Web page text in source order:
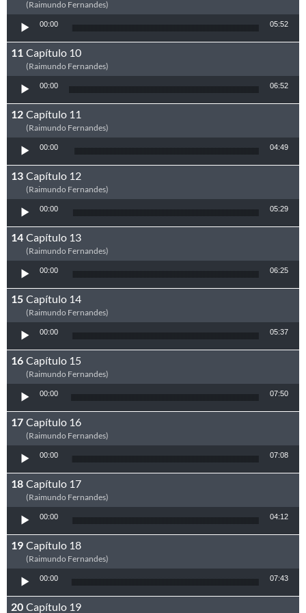
(Raimundo Fernandes)
Tocador de áudio
00:00 05:52
Capítulo 10
(Raimundo Fernandes)
Tocador de áudio
00:00 06:52
Capítulo 11
(Raimundo Fernandes)
Tocador de áudio
00:00 04:49
Capítulo 12
(Raimundo Fernandes)
Tocador de áudio
00:00 05:29
Capítulo 13
(Raimundo Fernandes)
Tocador de áudio
00:00 06:25
Capítulo 14
(Raimundo Fernandes)
Tocador de áudio
00:00 05:37
Capítulo 15
(Raimundo Fernandes)
Tocador de áudio
00:00 07:50
Capítulo 16
(Raimundo Fernandes)
Tocador de áudio
00:00 07:08
Capítulo 17
(Raimundo Fernandes)
Tocador de áudio
00:00 04:12
Capítulo 18
(Raimundo Fernandes)
Tocador de áudio
00:00 07:43
Capítulo 19